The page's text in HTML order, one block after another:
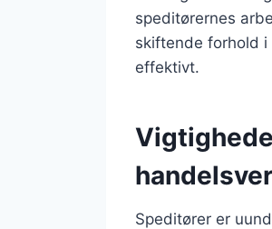
speditørernes
skiftende forhold i
effektivt.
Speditører er